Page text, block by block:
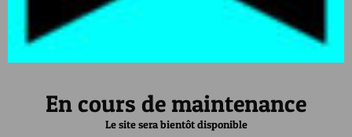
En cours de maintenance
Le site sera bientôt disponible